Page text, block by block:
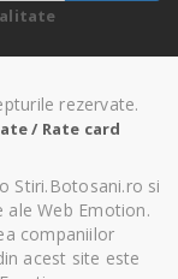
rezervate.
/ Rate card
Stiri.Botosani.ro si
Web Emotion.
companiilor
acest site este